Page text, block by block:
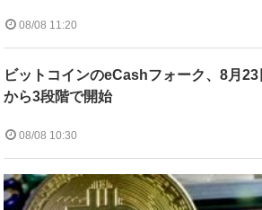
08/08 11:20
ビットコインのeCashフォーク、8月23
から3段階で開始
08/08 10:30